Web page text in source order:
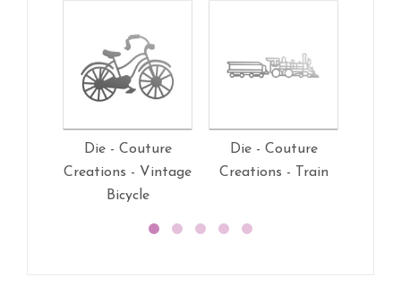
Die - Couture
Creations - Vintage
Bicycle
Die - Couture
Creations - Train